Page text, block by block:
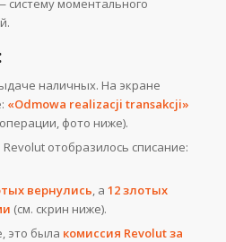
моментального
наличных. На экране
«Odmowa realizacji transakcji»
фото ниже).
отобразилось списание:
вернулись, а 12 злотых
(см. скрин ниже).
это была комиссия Revolut за